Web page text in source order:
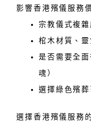
影響香港殯儀服務
宗教儀式複
棺木材質、
是否需要全
魂）
選擇綠色殯
選擇香港殯儀服務